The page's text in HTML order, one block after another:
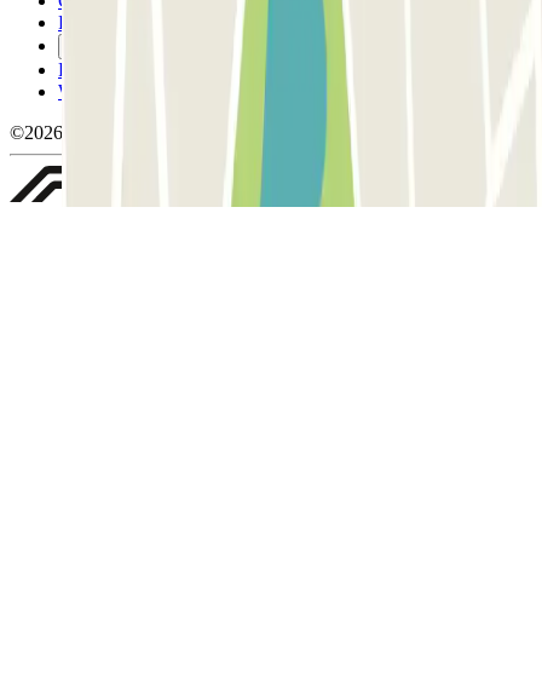
Politique relative aux cookies
Politique de confidentialité
Whistleblowing
©2026 Parclick. Tous droits réservés